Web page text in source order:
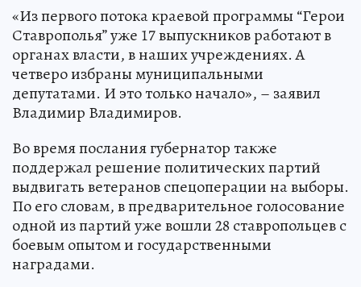
«Из первого потока краевой программы “Герои
Ставрополья” уже 17 выпускников работают в
органах власти, в наших учреждениях. А
четверо избраны муниципальными
депутатами. И это только начало», – заявил
Владимир Владимиров.
Во время послания губернатор также
поддержал решение политических партий
выдвигать ветеранов спецоперации на выборы.
По его словам, в предварительное голосование
одной из партий уже вошли 28 ставропольцев с
боевым опытом и государственными
наградами.